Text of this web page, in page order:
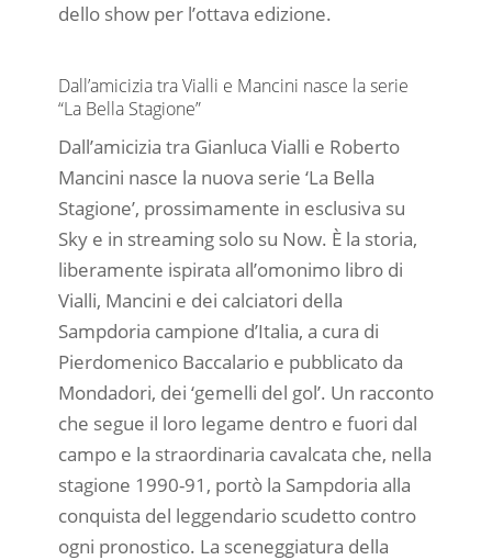
dello show per l’ottava edizione.
Dall’amicizia tra Vialli e Mancini nasce la serie
“La Bella Stagione”
Dall’amicizia tra Gianluca Vialli e Roberto
Mancini nasce la nuova serie ‘La Bella
Stagione’, prossimamente in esclusiva su
Sky e in streaming solo su Now. È la storia,
liberamente ispirata all’omonimo libro di
Vialli, Mancini e dei calciatori della
Sampdoria campione d’Italia, a cura di
Pierdomenico Baccalario e pubblicato da
Mondadori, dei ‘gemelli del gol’. Un racconto
che segue il loro legame dentro e fuori dal
campo e la straordinaria cavalcata che, nella
stagione 1990-91, portò la Sampdoria alla
conquista del leggendario scudetto contro
ogni pronostico. La sceneggiatura della